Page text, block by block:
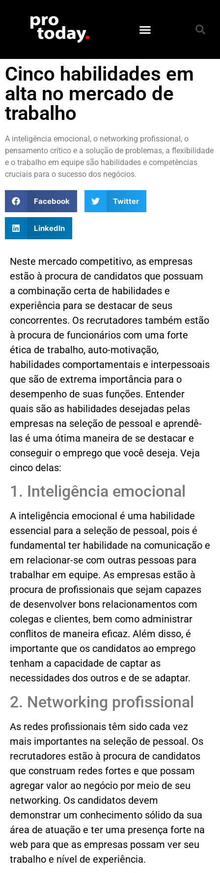
Cinco habilidades em
alta no mercado de
trabalho
A inteligência emocional, o networking profissional, o
pensamento crítico e a solução de problemas, a flexibilidade
e o trabalho em equipe são habilidades e competências
cruciais para o sucesso dos negócios.
Facebook Twitter
LinkedIn
Neste mercado competitivo, as empresas
estão à procura de candidatos que possuam
a combinação certa de habilidades e
experiência para se destacar de seus
concorrentes. Os recrutadores também estão
à procura de funcionários com uma forte
ética de trabalho, auto-motivação,
habilidades comportamentais e interpessoais
que são de extrema importância para o
desempenho de suas funções. Entender
quais são as habilidades desejadas pelas
empresas na seleção de pessoal e aprendê-
las é uma ótima maneira de se destacar e
conseguir o emprego que você deseja. Veja
cinco delas:
1. Inteligência emocional
A inteligência emocional é uma habilidade
essencial para a seleção de pessoal, pois é
fundamental ter habilidade na comunicação e
em relacionar-se com outras pessoas para
trabalhar em equipe. As empresas estão à
procura de profissionais que sejam capazes
de desenvolver bons relacionamentos com
colegas e clientes, bem como administrar
conflitos de maneira eficaz. Além disso, é
importante que os candidatos ao emprego
tenham a capacidade de captar as
necessidades dos outros e de se adaptar.
2. Networking profissional
As redes profissionais têm sido cada vez
mais importantes na seleção de pessoal. Os
recrutadores estão à procura de candidatos
que construam redes fortes e que possam
agregar valor ao negócio por meio de seu
networking. Os candidatos devem
demonstrar um conhecimento sólido da sua
área de atuação e ter uma presença forte na
web para que as empresas possam ver seu
trabalho e nível de experiência.